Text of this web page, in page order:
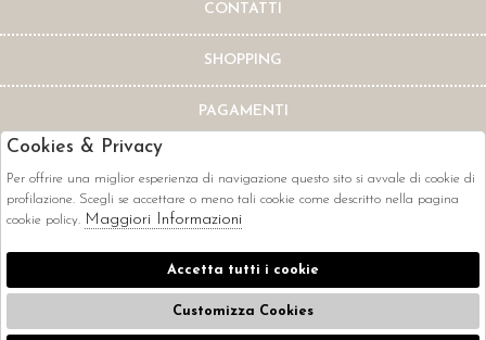
CONTATTI
SHOPPING
PAGAMENTI
CORRIERI
Cookies & Privacy
Per offrire una miglior esperienza di navigazione questo sito si avvale di cookie di
profilazione. Scegli se accettare o meno tali cookie come descritto nella pagina
cookie policy. Maggiori Informazioni
Accetta tutti i cookie
Customizza Cookies